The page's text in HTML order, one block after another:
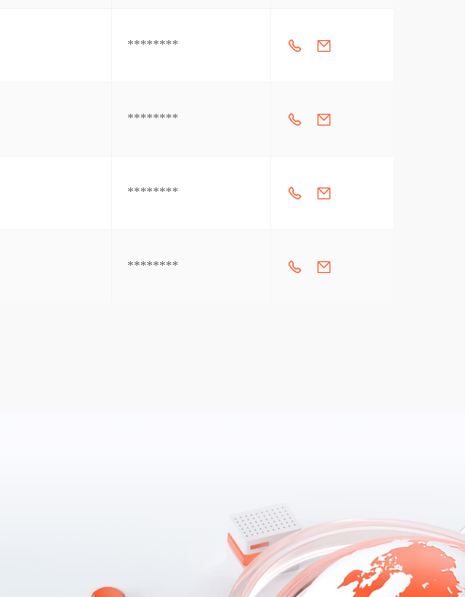
********
********
********
********